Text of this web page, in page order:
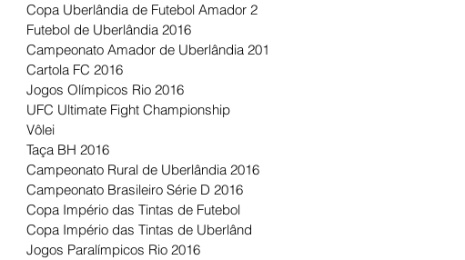
Copa Uberlândia de Futebol Amador 2
Futebol de Uberlândia 2016
Campeonato Amador de Uberlândia 201
Cartola FC 2016
Jogos Olímpicos Rio 2016
UFC Ultimate Fight Championship
Vôlei
Taça BH 2016
Campeonato Rural de Uberlândia 2016
Campeonato Brasileiro Série D 2016
Copa Império das Tintas de Futebol
Copa Império das Tintas de Uberlând
Jogos Paralímpicos Rio 2016